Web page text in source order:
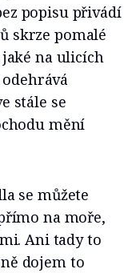
popisu přivádí
skrze pomalé
na ulicích
stále se
mění
se můžete
na moře,
Ani tady to
dojem to